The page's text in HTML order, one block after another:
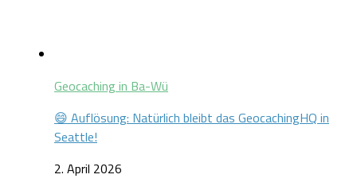
Geocaching in Ba-Wü
😄 Auflösung: Natürlich bleibt das GeocachingHQ in
Seattle!
2. April 2026